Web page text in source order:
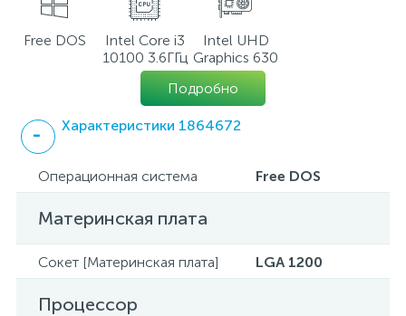
Free DOS
Intel Core i3
10100 3.6ГГц
Intel UHD
Graphics 630
Подробно
Характеристики 1864672
Операционная система Free DOS
Материнская плата
Сокет [Материнская плата] LGA 1200
Процессор